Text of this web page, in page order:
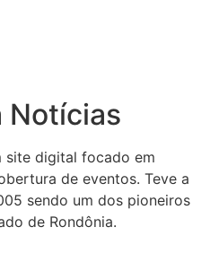
Notícias
site digital focado em
de eventos. Teve a
sendo um dos pioneiros
de Rondônia.